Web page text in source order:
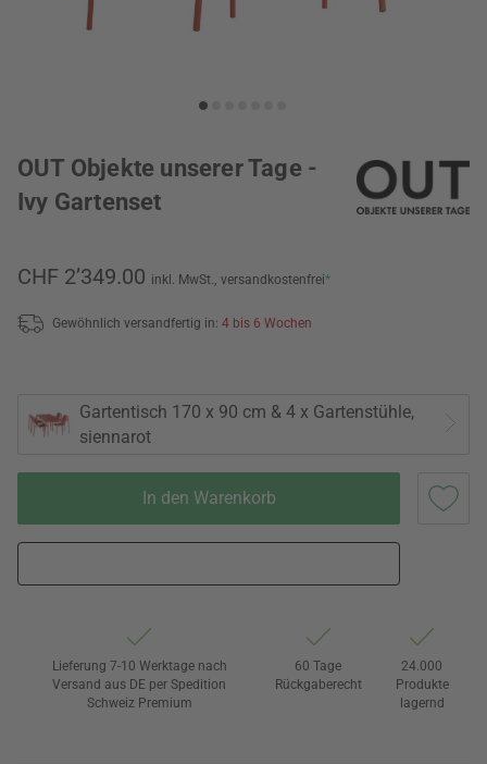
OUT Objekte unserer Tage -
Ivy Gartenset
CHF 2’349.00 inkl. MwSt., versandkostenfrei*
Gewöhnlich versandfertig in: 4 bis 6 Wochen
Gartentisch 170 x 90 cm & 4 x Gartenstühle,
siennarot
In den Warenkorb
Lieferung 7-10 Werktage nach
Versand aus DE per Spedition
Schweiz Premium
60 Tage
Rückgaberecht
24.000
Produkte
lagernd